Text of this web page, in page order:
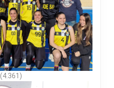
(4.361)